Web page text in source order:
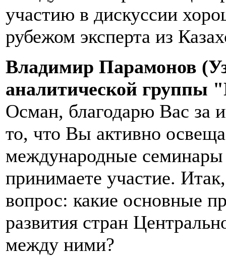
участию в дискуссии
рубежом эксперта из
Владимир Парамонов
аналитической группы
Осман, благодарю Вас за
то, что Вы активно
международные
принимаете участие.
вопрос: какие основные
развития стран
между ними?